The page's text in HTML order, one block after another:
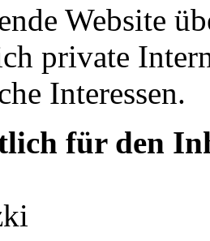
Website
private
Interessen.
für den